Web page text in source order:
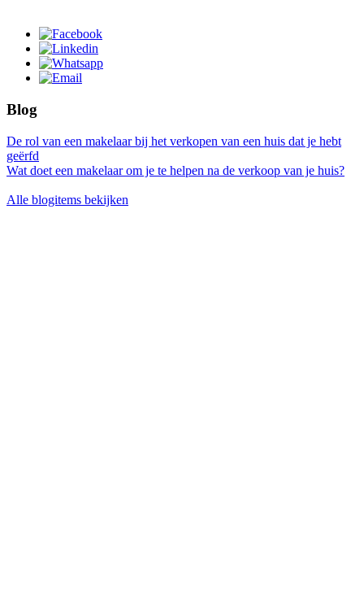
Blog
De rol van een makelaar bij het verkopen van een huis dat je hebt
geërfd
Wat doet een makelaar om je te helpen na de verkoop van je huis?
Alle blogitems bekijken